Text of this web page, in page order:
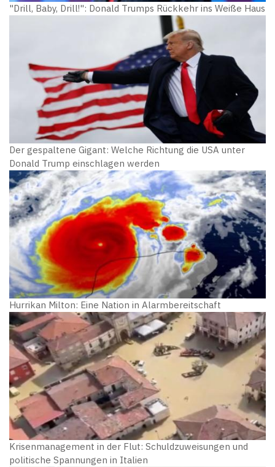
"Drill, Baby, Drill!": Donald Trumps Rückkehr ins Weiße Haus
Der gespaltene Gigant: Welche Richtung die USA unter
Donald Trump einschlagen werden
Hurrikan Milton: Eine Nation in Alarmbereitschaft
Krisenmanagement in der Flut: Schuldzuweisungen und
politische Spannungen in Italien